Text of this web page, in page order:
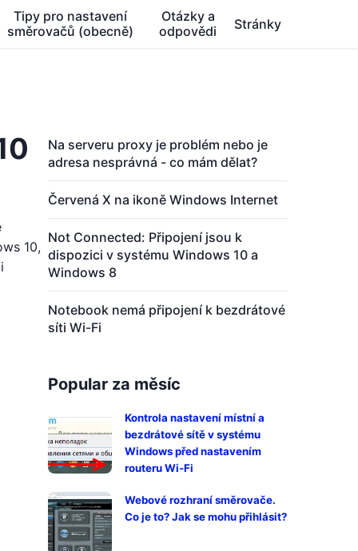
Tipy pro nastavení
směrovačů (obecně)
Otázky a
odpovědi
Stránky
10,
Na serveru proxy je problém nebo je
adresa nesprávná - co mám dělat?
Červená X na ikoně Windows Internet
Not Connected: Připojení jsou k
dispozici v systému Windows 10 a
Windows 8
Notebook nemá připojení k bezdrátové
síti Wi-Fi
Popular za měsíc
Kontrola nastavení místní a
bezdrátové sítě v systému
Windows před nastavením
routeru Wi-Fi
Webové rozhraní směrovače.
Co je to? Jak se mohu přihlásit?